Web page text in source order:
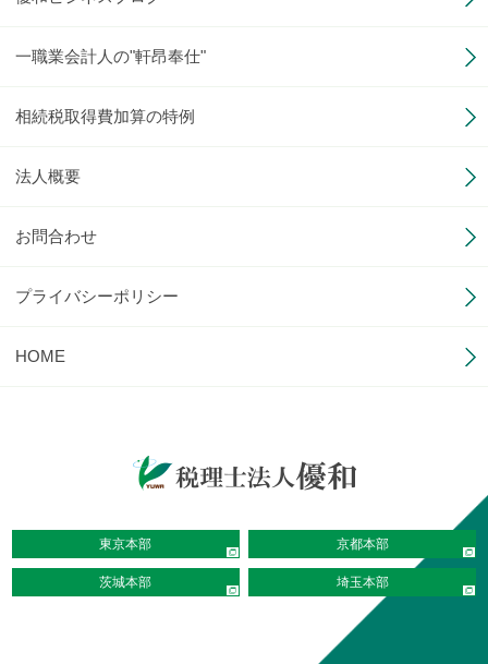
一職業会計人の"軒昂奉仕"
相続税取得費加算の特例
法人概要
お問合わせ
プライバシーポリシー
HOME
東京本部 京都本部
茨城本部 埼玉本部